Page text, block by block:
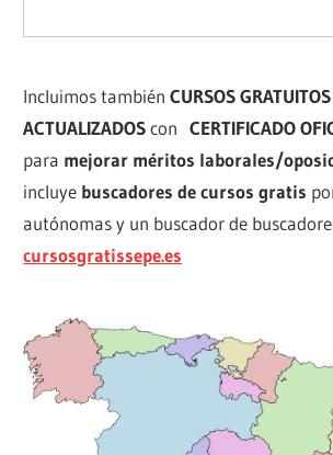
Incluimos tambiénCURSOS
ACTUALIZADOSconCERTIFICADO
para mejorar méritos laborales/
incluye buscadores de cursos gratis
autónomas y un buscador de
cursosgratissepe.es